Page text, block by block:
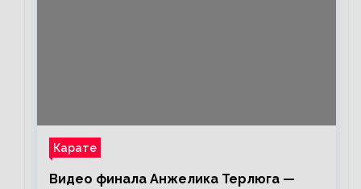
Карате
Видео финала Анжелика Терлюга —